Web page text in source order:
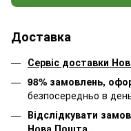
Доставка
Сервіс доставки
98% замовлень,
безпосередньо в
Відслідкувати